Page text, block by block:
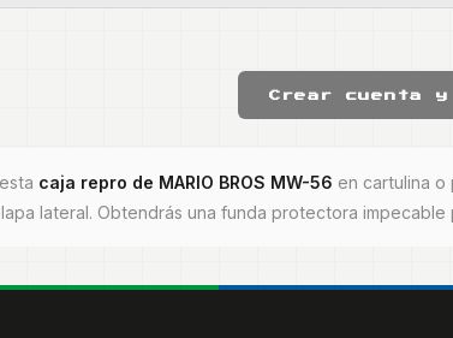
Crear cuenta y
caja repro de MARIO BROS MW-56 en cartulina
lateral. Obtendrás una funda protectora